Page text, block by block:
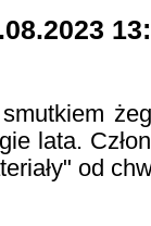
lata.
od